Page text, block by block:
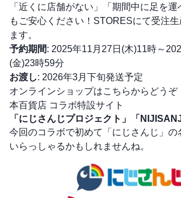
「近くに店舗がない」「期間中に足を
もご安心ください！STORESにて受注
ます。
予約期間: 2025年11月27日(木)11時～
(金)23時59分
お渡し: 2026年3月下旬発送予定
オンラインショップはこちらからどうぞ
本百貨店 コラボ特設サイト
「にじさんじプロジェクト」「
今回のコラボで初めて「にじさんじ」の
いらっしゃるかもしれませんね。